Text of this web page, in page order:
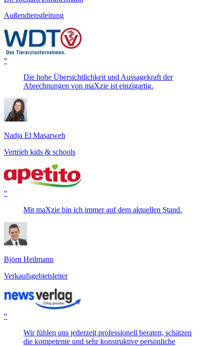
Außendienstleitung
“
Die hohe Übersichtlichkeit und Aussagekraft der
Abrechnungen von maXzie ist einzigartig.
Nadja El Masarweh
Vertrieb kids & schools
“
Mit maXzie bin ich immer auf dem aktuellen Stand.
Björn Heilmann
Verkaufsgebietsleiter
“
Wir fühlen uns jederzeit professionell beraten, schätzen
die kompetente und sehr konstruktive persönliche